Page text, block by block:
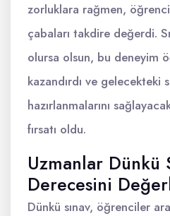
zorluklara rağmen,
çabaları takdire değerdi.
olursa olsun, bu deneyim
kazandırdı ve gelecekteki
hazırlanmalarını
fırsatı oldu.
Uzmanlar Dünkü
Derecesini
Dünkü sınav, öğrenciler